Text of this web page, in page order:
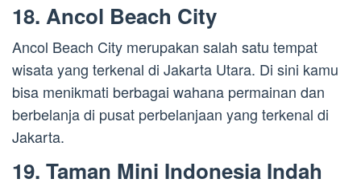
18. Ancol Beach City
Ancol Beach City merupakan salah satu tempat
wisata yang terkenal di Jakarta Utara. Di sini kamu
bisa menikmati berbagai wahana permainan dan
berbelanja di pusat perbelanjaan yang terkenal di
Jakarta.
19. Taman Mini Indonesia Indah